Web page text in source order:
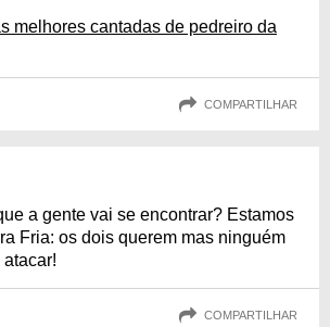
melhores cantadas de pedreiro da
COMPARTILHAR
a gente vai se encontrar? Estamos
Fria: os dois querem mas ninguém
COMPARTILHAR